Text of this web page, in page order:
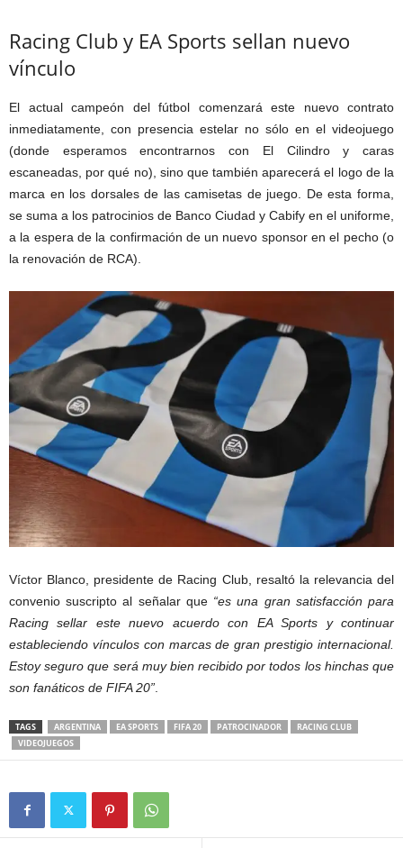
Racing Club y EA Sports sellan nuevo
vínculo
El actual campeón del fútbol comenzará este nuevo contrato
inmediatamente, con presencia estelar no sólo en el videojuego
(donde esperamos encontrarnos con El Cilindro y caras
escaneadas, por qué no), sino que también aparecerá el logo de la
marca en los dorsales de las camisetas de juego. De esta forma,
se suma a los patrocinios de Banco Ciudad y Cabify en el uniforme,
a la espera de la confirmación de un nuevo sponsor en el pecho (o
la renovación de RCA).
Víctor Blanco, presidente de Racing Club, resaltó la relevancia del
convenio suscripto al señalar que “es una gran satisfacción para
Racing sellar este nuevo acuerdo con EA Sports y continuar
estableciendo vínculos con marcas de gran prestigio internacional.
Estoy seguro que será muy bien recibido por todos los hinchas que
son fanáticos de FIFA 20”.
TAGS ARGENTINA EA SPORTS FIFA 20 PATROCINADOR
RACING CLUB
VIDEOJUEGOS